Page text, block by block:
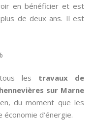
en bénéficier et est
de deux ans. Il est
les travaux de
sur Marne
du moment que les
d’énergie.